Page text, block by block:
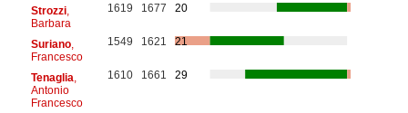
Strozzi,
Barbara
1619 1677 20
Suriano,
Francesco
1549 1621 21
Tenaglia
Antonio
Francesco
1610 1661 29